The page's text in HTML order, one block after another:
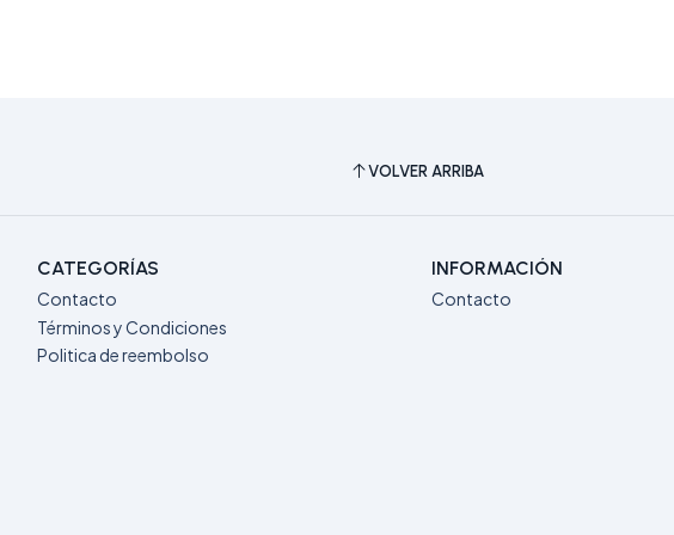
VOLVER ARRIBA
CATEGORÍAS
Contacto
Términos y Condiciones
Politica de reembolso
INFORMACIÓN
Contacto